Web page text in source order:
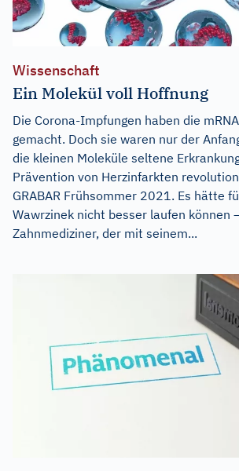
Wissenschaft
Ein Molekül voll Hoffnung
Die Corona-Impfungen haben die
gemacht. Doch sie waren nur der
die kleinen Moleküle seltene
Prävention von Herzinfarkten
GRABAR Frühsommer 2021. Es hätte
Wawrzinek nicht besser laufen können
Zahnmediziner, der mit seinem...